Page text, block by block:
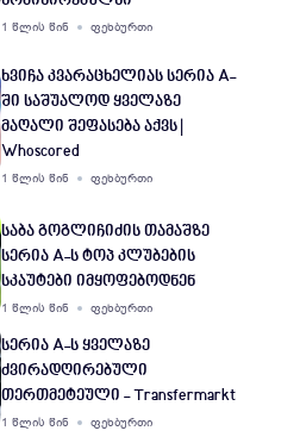
1 წლის წინ ფეხბურთი
ხვიჩა კვარაცხელიას სერია A-
ში საშუალოდ ყველაზე
მაღალი შეფასება აქვს |
Whoscored
1 წლის წინ ფეხბურთი
საბა გოგლიჩიძის თამაშზე
სერია A-ს ტოპ კლუბების
სკაუტები იმყოფებოდნენ
1 წლის წინ ფეხბურთი
სერია A-ს ყველაზე
ძვირადღირებული
თერთმეტეული - Transfermarkt
1 წლის წინ ფეხბურთი